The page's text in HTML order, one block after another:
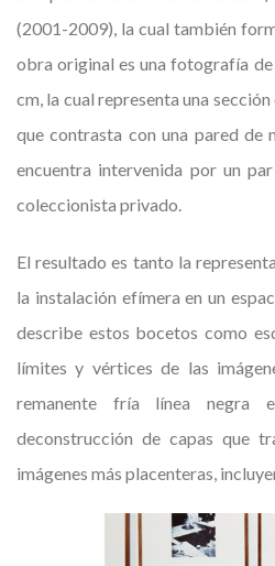
(2001-2009), la cual también
obra original es una fotografía
cm, la cual representa una
que contrasta con una pared de
encuentra intervenida por un
coleccionista privado.
El resultado es tanto la
la instalación efímera en un
describe estos bocetos como
límites y vértices de las
remanente fría línea negra
deconstrucción de capas que
imágenes más placenteras,